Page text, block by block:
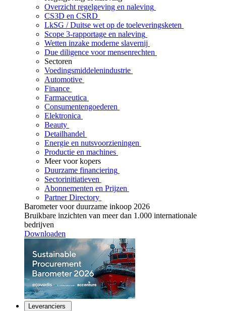
Overzicht regelgeving en naleving
CS3D en CSRD
LkSG / Duitse wet op de toeleveringsketen
Scope 3-rapportage en naleving
Wetten inzake moderne slavernij
Due diligence voor mensenrechten
Sectoren
Voedingsmiddelenindustrie
Automotive
Finance
Farmaceutica
Consumentengoederen
Elektronica
Beauty
Detailhandel
Energie en nutsvoorzieningen
Productie en machines
Meer voor kopers
Duurzame financiering
Sectorinitiatieven
Abonnementen en Prijzen
Partner Directory
Barometer voor duurzame inkoop 2026
Bruikbare inzichten van meer dan 1.000 internationale
bedrijven
Downloaden
Leveranciers